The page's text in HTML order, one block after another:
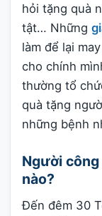
hỏi tặng quà
tật… Những
làm để lại
cho chính
thường tổ
quà tặng
những bệnh
Người
nào?
Đến đêm 30